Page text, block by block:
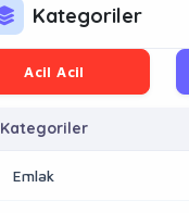
Kategoriler
Acil Acil
Kategoriler
Emlak